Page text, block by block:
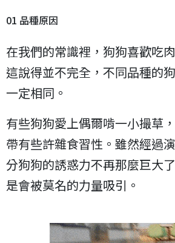
01 品種原因
在我們的常識裡，狗狗喜歡吃
這說得並不完全，不同品種的
一定相同。
有些狗狗愛上偶爾啃一小撮草
帶有些許雜食習性。雖然經過
分狗狗的誘惑力不再那麼巨大
是會被莫名的力量吸引。